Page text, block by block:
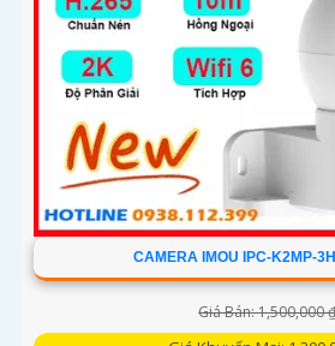
CAMERA IMOU IPC-K2MP-
Giá Bán: 1,500,000